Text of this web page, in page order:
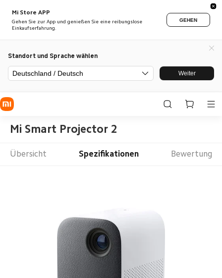
Mi Store APP
Gehen Sie zur App und genießen Sie eine reibungslose
Einkaufserfahrung.
GEHEN
Standort und Sprache wählen
Deutschland / Deutsch Weiter
Mi Smart Projector 2
Übersicht Spezifikationen Bewertung